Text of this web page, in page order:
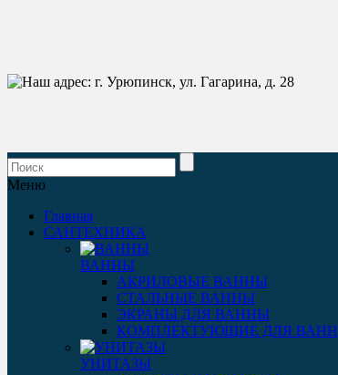
Меню
Главная
САНТЕХНИКА
ВАННЫ
АКРИЛОВЫЕ ВАННЫ
СТАЛЬНЫЕ ВАННЫ
ЭКРАНЫ ДЛЯ ВАННЫ
КОМПЛЕКТУЮЩИЕ ДЛЯ ВАНН
УНИТАЗЫ